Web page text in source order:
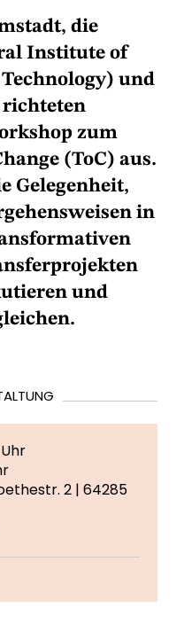
die
Institute of
und
richteten
zum
(ToC) aus.
Gelegenheit,
in
und
2 | 64285